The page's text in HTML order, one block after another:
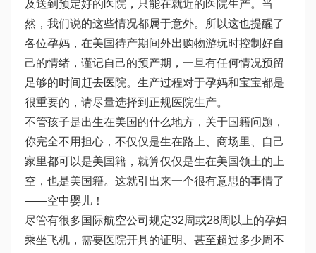
及送到预定好的医院，只能在就近的医院生产。当
然，我们说的这些情况都属于意外。所以这也提醒了
各位孕妈，在美国待产期间外出购物游玩时控制好自
己的情绪，谨记自己的预产期，一旦有任何情况预留
足够的时间赶去医院。生产过程对于孕妈和宝宝都是
很重要的，请尽量选择到正规医院生产。
不管孩子是出生在美国的什么地方，关于国籍问题，
你完全不用担心，不仅仅是生在路上、商场里、自己
家里都可以是美国籍，就算仅仅是生在美国领土的上
空，也是美国籍。这就引出来一个很有意思的事情了
——空中婴儿！
尽管有很多国际航空公司规定32周或28周以上的孕妇
乘坐飞机，需要医院开具的证明、甚至超过多少周不